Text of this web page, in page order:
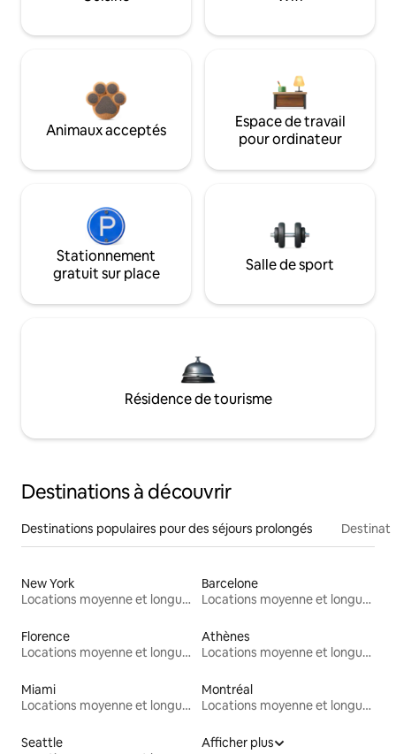
Animaux acceptés
Espace de travail
pour ordinateur
Stationnement
gratuit sur place
Salle de sport
Résidence de tourisme
Destinations à découvrir
Destinations populaires pour des séjours prolongés
New York
Locations moyenne et longue durée
Barcelone
Locations moyenne et longue durée
Florence
Locations moyenne et longue durée
Athènes
Locations moyenne et longue durée
Miami
Locations moyenne et longue durée
Montréal
Locations moyenne et longue durée
Seattle
Afficher plus